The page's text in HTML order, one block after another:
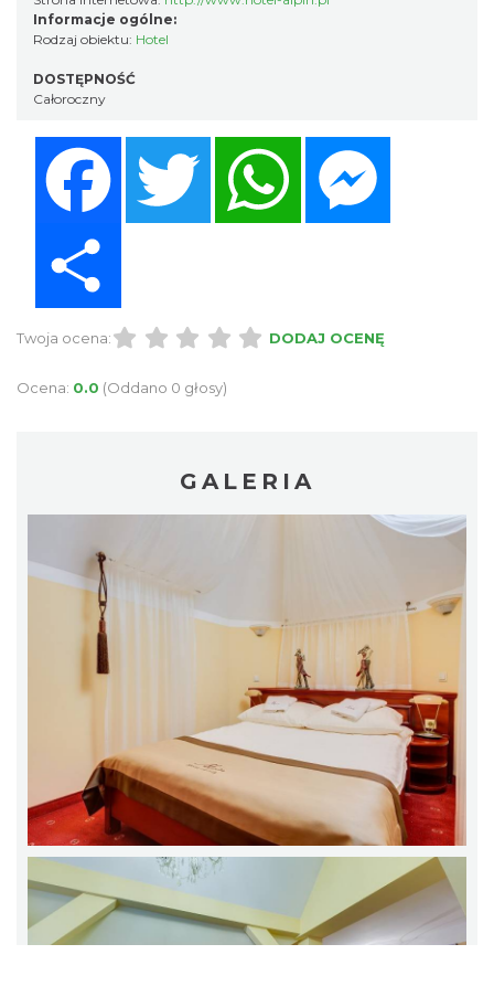
Informacje ogólne:
Rodzaj obiektu: Hotel
DOSTĘPNOŚĆ
Całoroczny
Twitter WhatsApp
Twoja ocena: DODAJ OCENĘ
Ocena: 0.0 (Oddano 0 głosy)
GALERIA